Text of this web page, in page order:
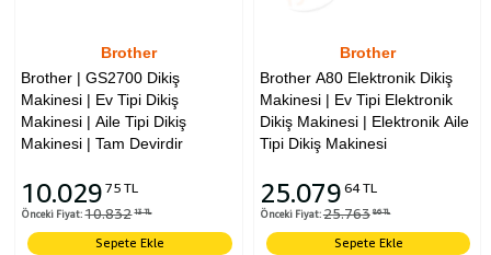
Brother
Brother | GS2700 Dikiş
Makinesi | Ev Tipi Dikiş
Makinesi | Aile Tipi Dikiş
Makinesi | Tam Devirdir
10.029 75 TL
Önceki Fiyat: 10.832 13 TL
Sepete Ekle
Brother
Brother A80 Elektronik Dikiş
Makinesi | Ev Tipi Elektronik
Dikiş Makinesi | Elektronik Aile
Tipi Dikiş Makinesi
25.079 64 TL
Önceki Fiyat:25.763 86 TL
Sepete Ekle